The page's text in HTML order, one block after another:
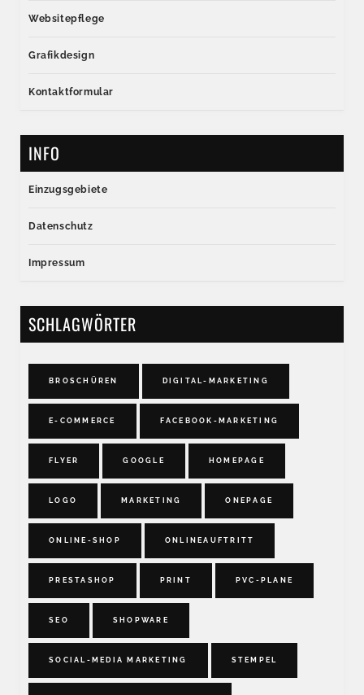
Websitepflege
Grafikdesign
Kontaktformular
INFO
Einzugsgebiete
Datenschutz
Impressum
SCHLAGWÖRTER
BROSCHÜREN DIGITAL-MARKETING
E-COMMERCE FACEBOOK-MARKETING
FLYER GOOGLE HOMEPAGE
LOGO MARKETING ONEPAGE
ONLINE-SHOP ONLINEAUFTRITT
PRESTASHOP PRINT PVC-PLANE
SEO SHOPWARE
SOCIAL-MEDIA MARKETING STEMPEL